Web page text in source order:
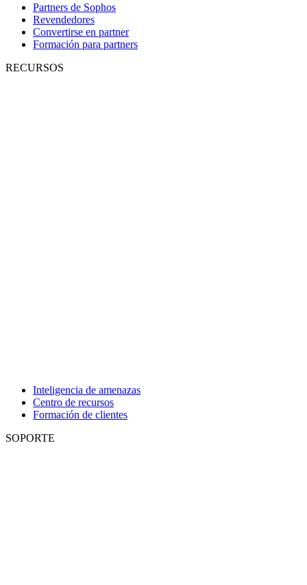
Partners de Sophos
Revendedores
Convertirse en partner
Formación para partners
RECURSOS
Inteligencia de amenazas
Centro de recursos
Formación de clientes
SOPORTE